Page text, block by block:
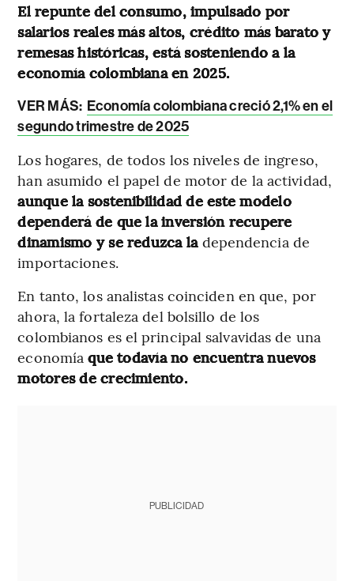
El repunte del consumo, impulsado por
salarios reales más altos, crédito más barato y
remesas históricas, está sosteniendo a la
economía colombiana en 2025.
VER MÁS: Economía colombiana creció 2,1% en el
segundo trimestre de 2025
Los hogares, de todos los niveles de ingreso,
han asumido el papel de motor de la actividad,
aunque la sostenibilidad de este modelo
dependerá de que la inversión recupere
dinamismo y se reduzca ladependencia de
importaciones.
En tanto, los analistas coinciden en que, por
ahora, la fortaleza del bolsillo de los
colombianos es el principal salvavidas de una
economíaque todavía no encuentra nuevos
motores de crecimiento.
PUBLICIDAD